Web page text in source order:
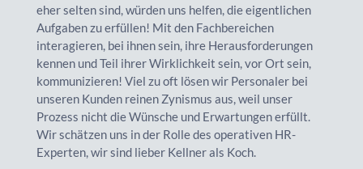
eher selten sind, würden uns helfen, die eigentlichen
Aufgaben zu erfüllen! Mit den Fachbereichen
interagieren, bei ihnen sein, ihre Herausforderungen
kennen und Teil ihrer Wirklichkeit sein, vor Ort sein,
kommunizieren! Viel zu oft lösen wir Personaler bei
unseren Kunden reinen Zynismus aus, weil unser
Prozess nicht die Wünsche und Erwartungen erfüllt.
Wir schätzen uns in der Rolle des operativen HR-
Experten, wir sind lieber Kellner als Koch.